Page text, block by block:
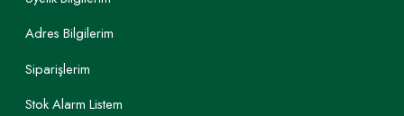
Adres Bilgilerim
Siparişlerim
Stok Alarm Listem